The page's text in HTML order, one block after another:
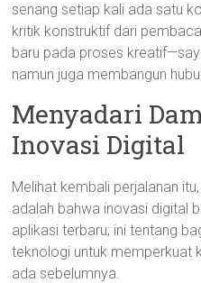
senang setiap kali ada satu
kritik konstruktif dari
baru pada proses
namun juga membangun
Menyadari
Inovasi Digital
Melihat kembali perjalanan
adalah bahwa inovasi digital
aplikasi terbaru; ini tentang
teknologi untuk memperkuat
ada sebelumnya.